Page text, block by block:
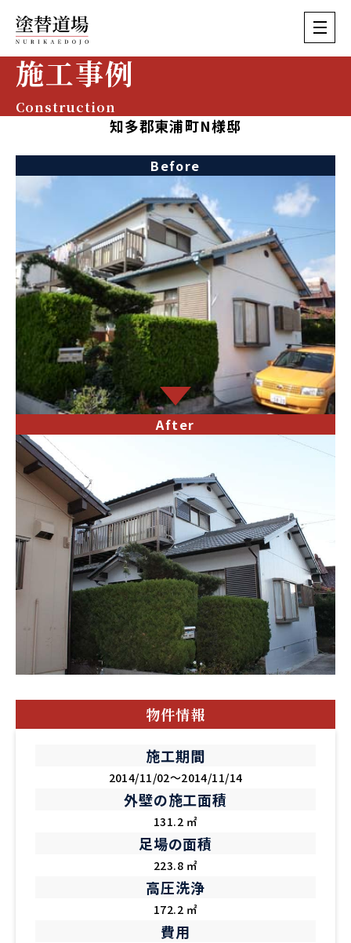
施工事例
Construction
知多郡東浦町N様邸
Before
After
物件情報
施工期間
2014/11/02～2014/11/14
外壁の施工面積
131.2 ㎡
足場の面積
223.8 ㎡
高圧洗浄
172.2 ㎡
費用